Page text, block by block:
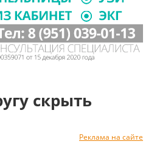
скрыть
Реклама на сайте